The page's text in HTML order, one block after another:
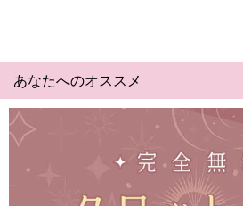
あなたへのオススメ